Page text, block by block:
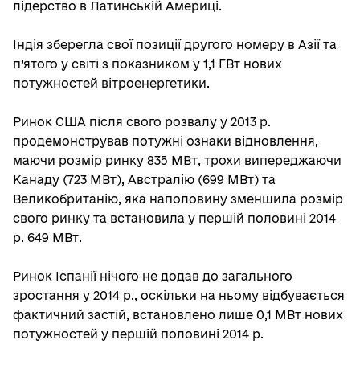
лідерство в Латинській Америці.
Індія зберегла свої позиції другого номеру в Азії та
п’ятого у світі з показником у 1,1 ГВт нових
потужностей вітроенергетики.
Ринок США після свого розвалу у 2013 р.
продемонстрував потужні ознаки відновлення,
маючи розмір ринку 835 МВт, трохи випереджаючи
Канаду (723 МВт), Австралію (699 МВт) та
Великобританію, яка наполовину зменшила розмір
свого ринку та встановила у першій половині 2014
р. 649 МВт.
Ринок Іспанії нічого не додав до загального
зростання у 2014 р., оскільки на ньому відбувається
фактичний застій, встановлено лише 0,1 МВт нових
потужностей у першій половині 2014 р.